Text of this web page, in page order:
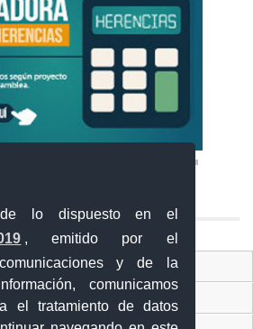
de lo dispuesto en el
, emitido por el
y de la
comunicamos
el tratamiento de datos
Única Virtual
de Comercio Exterior